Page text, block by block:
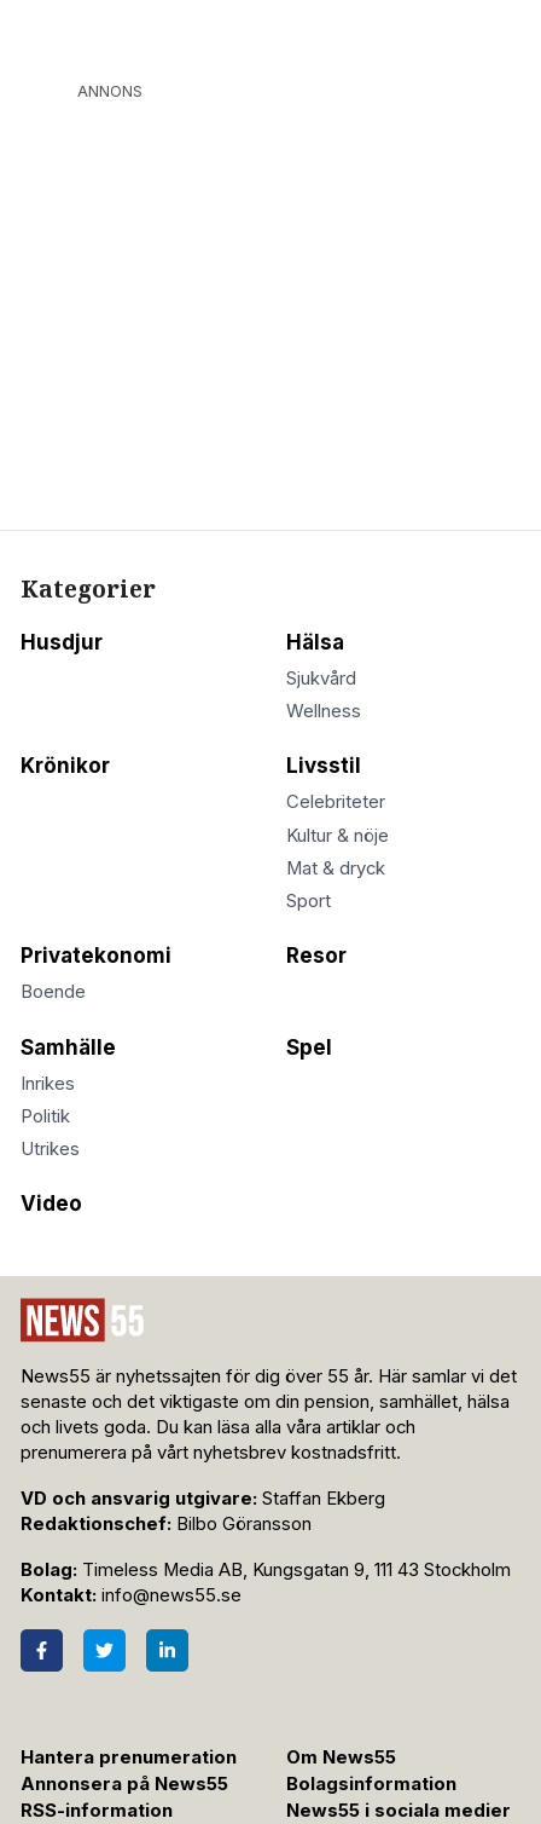
ANNONS
Kategorier
Husdjur Hälsa
Sjukvård
Wellness
Krönikor Livsstil
Celebriteter
Kultur & nöje
Mat & dryck
Sport
Privatekonomi
Boende
Resor
Samhälle
Inrikes
Politik
Utrikes
Spel
Video
News55 är nyhetssajten för dig över 55 år. Här samlar vi det
senaste och det viktigaste om din pension, samhället, hälsa
och livets goda. Du kan läsa alla våra artiklar och
prenumerera på vårt nyhetsbrev kostnadsfritt.
VD och ansvarig utgivare: Staffan Ekberg
Redaktionschef: Bilbo Göransson
Bolag: Timeless Media AB, Kungsgatan 9, 111 43 Stockholm
Kontakt: info@news55.se
Hantera prenumeration
Om News55
Annonsera på News55
Bolagsinformation
RSS-information
News55 i sociala medier